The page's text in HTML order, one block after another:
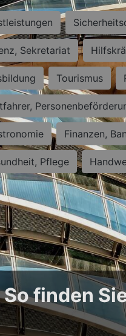
Sekretariat
Tourismus
Finanzen,
Pflege
finden